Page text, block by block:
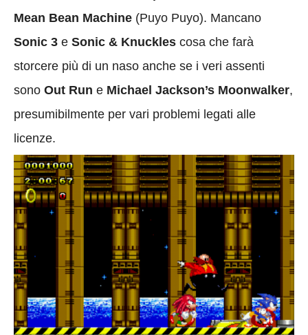
Mean Bean Machine (Puyo Puyo). Mancano
Sonic 3 e Sonic & Knuckles cosa che farà
storcere più di un naso anche se i veri assenti
sono Out Run e Michael Jackson’s Moonwalker,
presumibilmente per vari problemi legati alle
licenze.